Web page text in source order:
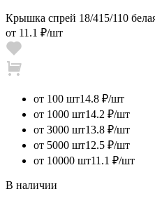
Крышка спрей 18/415/110
от 11.1 ₽/шт
от 100 шт14.8 ₽/шт
от 1000 шт14.2 ₽/шт
от 3000 шт13.8 ₽/шт
от 5000 шт12.5 ₽/шт
от 10000 шт11.1 ₽/шт
В наличии